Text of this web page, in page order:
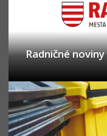
Radničné noviny